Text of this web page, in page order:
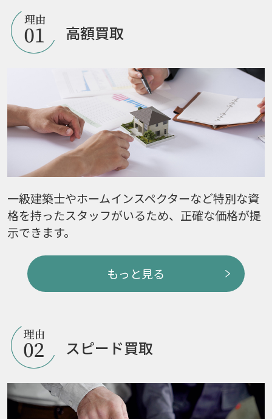
高額買取
一級建築士やホームインスペクターなど特別な資
格を持ったスタッフがいるため、正確な価格が提
示できます。
もっと見る
スピード買取